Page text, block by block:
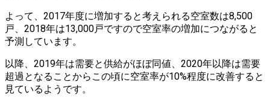
よって、2017年度に増加すると考えられる空室数は8,500
戸、2018年は13,000戸ですので空室率の増加につながると
予測しています。
以降、2019年は需要と供給がほぼ同値、2020年以降は需要
超過となることからこの頃に空室率が10%程度に改善すると
見ているようです。